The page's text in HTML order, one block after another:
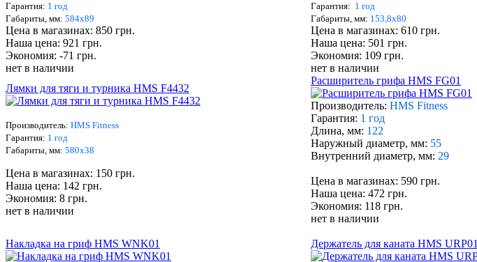
Гарантия: 1 год
Габариты, мм: 584х89
Цена в магазинах: 850 грн.
Наша цена: 921 грн.
Экономия: -71 грн.
нет в наличии
Гарантия: 1 год
Габариты, мм: 153,8х80
Цена в магазинах: 610 грн.
Наша цена: 501 грн.
Экономия: 109 грн.
нет в наличии
Лямки для тяги и турника HMS F4432
Производитель: HMS Fitness
Гарантия: 1 год
Габариты, мм: 580х38
Цена в магазинах: 150 грн.
Наша цена: 142 грн.
Экономия: 8 грн.
нет в наличии
Расширитель грифа HMS FG01
Производитель: HMS Fitness
Гарантия: 1 год
Длина, мм: 122
Наружный диаметр, мм: 55
Внутренний диаметр, мм: 29
Цена в магазинах: 590 грн.
Наша цена: 472 грн.
Экономия: 118 грн.
нет в наличии
Накладка на гриф HMS WNK01 Держатель для каната HMS URP01